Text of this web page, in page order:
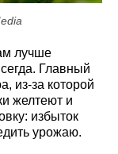
лучше
Главный
из-за которой
желтеют и
избыток
урожаю.